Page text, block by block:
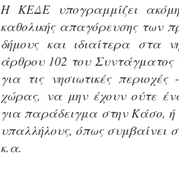
Η ΚΕΔΕ υπογραμμίζει
καθολικής απαγόρευσης των
δήμους και ιδιαίτερα στα
άρθρου 102 του Συντάγματος
για τις νησιωτικές
χώρας, να μην έχουν ούτε
για παράδειγμα στην Κάσο,
υπαλλήλους, όπως συμβαίνει
κ.α.
Μεγάλες μέρες ζει
Να θυμίσουμε ότι
Αστυνομία έχουν
χρόνια! Και
φτάνουμε ούτε τα
υπηρετούσαν το
απόφαση του
είναι...
MAR
Δημοτική